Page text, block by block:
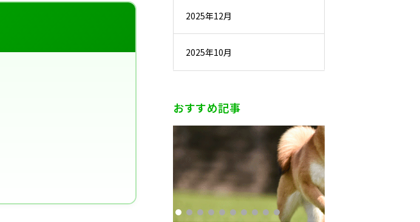
2025年12月
2025年10月
おすすめ記事